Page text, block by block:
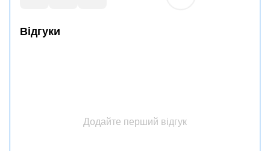
Відгуки
Додайте перший відгук